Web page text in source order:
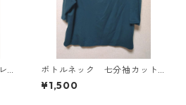
ボトルネック 七分袖カット
ソー ４Ｌ ティールグリー
ン KAE-4815
¥1,500